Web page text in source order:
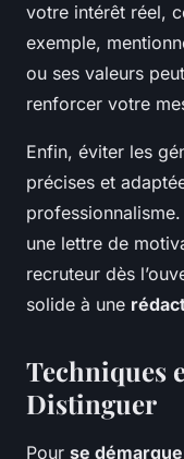
votre intérêt réel,
exemple,
ou ses valeurs
renforcer votre
Enfin, éviter les
précises et
une lettre de
recruteur dès
solide à une
Techniques
Distinguer
Pour se